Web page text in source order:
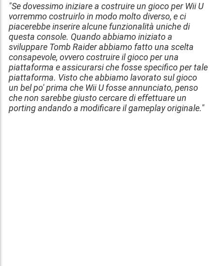
"Se dovessimo iniziare a costruire un gioco per Wii U
vorremmo costruirlo in modo molto diverso, e ci
piacerebbe inserire alcune funzionalità uniche di
questa console. Quando abbiamo iniziato a
sviluppare Tomb Raider abbiamo fatto una scelta
consapevole, ovvero costruire il gioco per una
piattaforma e assicurarsi che fosse specifico per tale
piattaforma. Visto che abbiamo lavorato sul gioco
un bel po' prima che Wii U fosse annunciato, penso
che non sarebbe giusto cercare di effettuare un
porting andando a modificare il gameplay originale."